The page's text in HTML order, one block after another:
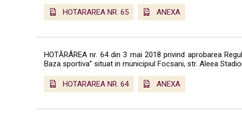
HOTARAREA NR. 65 ANEXA
HOTĂRÂREA nr. 64 din 3 mai 2018 privind aprobarea
Baza sportiva” situat in municipiul Focsani, str. Aleea
HOTARAREA NR. 64 ANEXA